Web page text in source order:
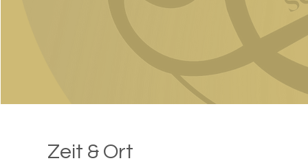
Zeit & Ort